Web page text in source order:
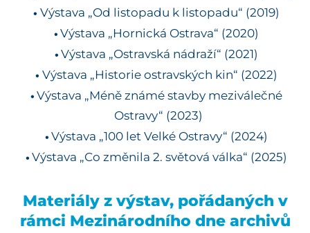
Výstava „Od listopadu k listopadu“ (2019)
Výstava „Hornická Ostrava“ (2020)
Výstava „Ostravská nádraží“ (2021)
Výstava „Historie ostravských kin“ (2022)
Výstava „Méně známé stavby meziválečné
Ostravy“ (2023)
Výstava „100 let Velké Ostravy“ (2024)
Výstava „Co změnila 2. světová válka“ (2025)
Materiály z výstav, pořádaných v
rámci Mezinárodního dne archivů